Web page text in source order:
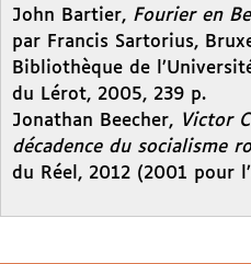
John Bartier, Fourier en
par Francis Sartorius,
Bibliothèque de
du Lérot, 2005, 239 p.
Jonathan Beecher, Victor
décadence du socialisme
du Réel, 2012 (2001 pour